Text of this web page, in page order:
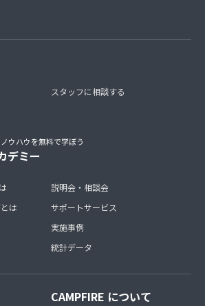
スタッフに相談する
ウハウを無料で学ぼう
デミー
は
説明会・相談会
サポートサービス
実施事例
統計データ
CAMPFIRE について